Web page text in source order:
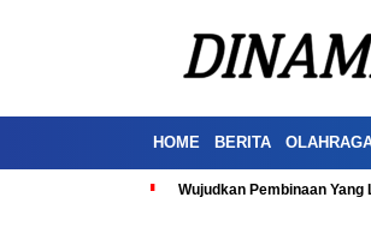
HOME BERITA
Wujudkan Pembinaan